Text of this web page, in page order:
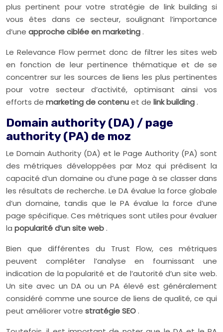
plus pertinent pour votre stratégie de link building si
vous êtes dans ce secteur, soulignant l’importance
d’une approche ciblée en marketing.
Le Relevance Flow permet donc de filtrer les sites web
en fonction de leur pertinence thématique et de se
concentrer sur les sources de liens les plus pertinentes
pour votre secteur d’activité, optimisant ainsi vos
efforts de marketing de contenuet de link building.
Domain authority (DA) / page
authority (PA) de moz
Le Domain Authority (DA) et le Page Authority (PA) sont
des métriques développées par Moz qui prédisent la
capacité d’un domaine ou d’une page à se classer dans
les résultats de recherche. Le DA évalue la force globale
d’un domaine, tandis que le PA évalue la force d’une
page spécifique. Ces métriques sont utiles pour évaluer
la popularité d’un site web.
Bien que différentes du Trust Flow, ces métriques
peuvent compléter l’analyse en fournissant une
indication de la popularité et de l’autorité d’un site web.
Un site avec un DA ou un PA élevé est généralement
considéré comme une source de liens de qualité, ce qui
peut améliorer votre stratégie SEO.